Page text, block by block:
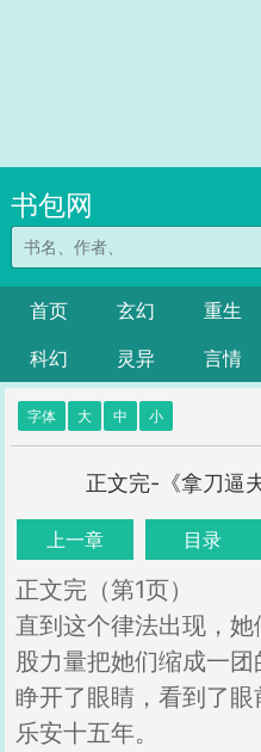
书包网
首页 玄幻 重生
科幻
灵异 言情
字体 大 中 小
正文完-《拿刀逼
上一章 目录
正文完（第1页）
直到这个律法出现，
股力量把她们缩成一
睁开了眼睛，看到了眼
乐安十五年。